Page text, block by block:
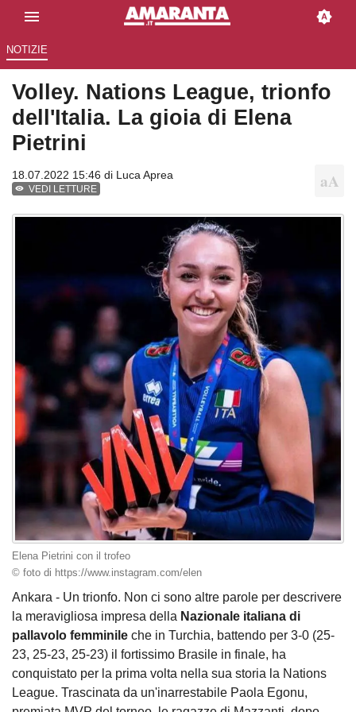
NOTIZIE
Volley. Nations League, trionfo
dell'Italia. La gioia di Elena
Pietrini
18.07.2022 15:46 di Luca Aprea
VEDI LETTURE
Elena Pietrini con il trofeo
© foto di https://www.instagram.com/elen
Ankara - Un trionfo. Non ci sono altre parole per descrivere
la meravigliosa impresa della Nazionale italiana di
pallavolo femminile che in Turchia, battendo per 3-0 (25-
23, 25-23, 25-23) il fortissimo Brasile in finale, ha
conquistato per la prima volta nella sua storia la Nations
League. Trascinata da un'inarrestabile Paola Egonu,